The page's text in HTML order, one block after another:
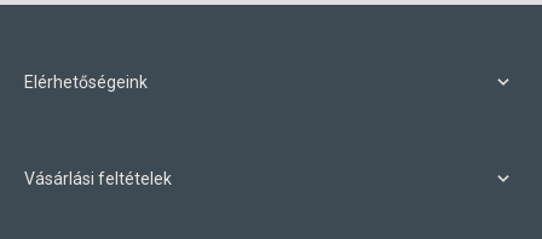
Elérhetőségeink
Vásárlási feltételek